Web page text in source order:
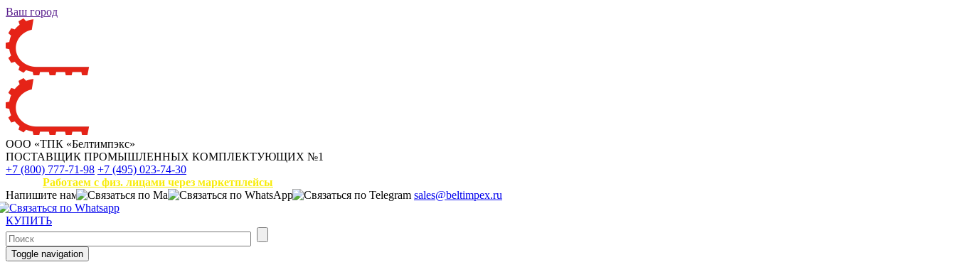
Ваш город
ООО «ТПК «Белтимпэкс»
ПОСТАВЩИК ПРОМЫШЛЕННЫХ КОМПЛЕКТУЮЩИХ №1
+7 (800) 777-71-98 +7 (495) 023-74-30
Работаем с физ. лицами через маркетплейсы
Напишите нам
sales@beltimpex.ru
КУПИТЬ
Toggle navigation